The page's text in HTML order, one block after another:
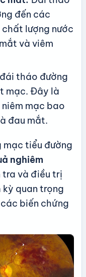
đến các
lượng nước
và viêm
tháo đường
mạc. Đây là
mạc bao
đau mắt.
mạc tiểu đường
nghiêm
tra và điều trị
quan trọng
biến chứng